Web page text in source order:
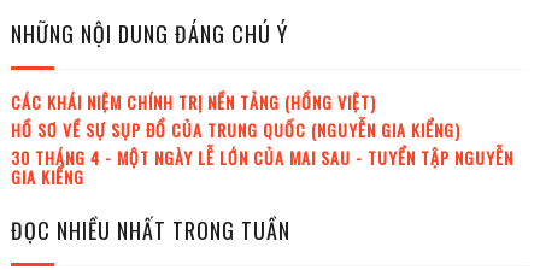
NHỮNG NỘI DUNG ĐÁNG CHÚ Ý
CÁC KHÁI NIỆM CHÍNH TRỊ NỀN TẢNG (HỒNG VIỆT)
HỒ SƠ VỀ SỰ SỤP ĐỔ CỦA TRUNG QUỐC (NGUYỄN GIA KIỂNG)
30 THÁNG 4 - MỘT NGÀY LỄ LỚN CỦA MAI SAU - TUYỂN TẬP NGUYỄN
GIA KIỂNG
ĐỌC NHIỀU NHẤT TRONG TUẦN